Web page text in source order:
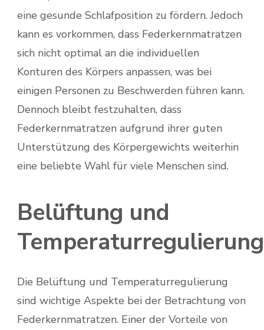
eine gesunde Schlafposition zu fördern. Jedoch
kann es vorkommen, dass Federkernmatratzen
sich nicht optimal an die individuellen
Konturen des Körpers anpassen, was bei
einigen Personen zu Beschwerden führen kann.
Dennoch bleibt festzuhalten, dass
Federkernmatratzen aufgrund ihrer guten
Unterstützung des Körpergewichts weiterhin
eine beliebte Wahl für viele Menschen sind.
Belüftung und
Temperaturregulierung
Die Belüftung und Temperaturregulierung
sind wichtige Aspekte bei der Betrachtung von
Federkernmatratzen. Einer der Vorteile von